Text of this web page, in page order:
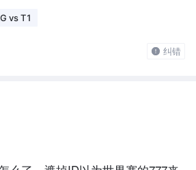
vs T1
纠错